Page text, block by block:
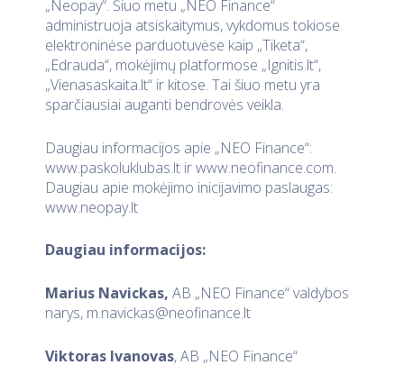
„Neopay“. Šiuo metu „NEO Finance“
administruoja atsiskaitymus, vykdomus tokiose
elektroninėse parduotuvėse kaip „Tiketa“,
„Edrauda“, mokėjimų platformose „Ignitis.lt“,
„Vienasaskaita.lt“ ir kitose. Tai šiuo metu yra
sparčiausiai auganti bendrovės veikla.
Daugiau informacijos apie „NEO Finance“:
www.paskoluklubas.lt ir www.neofinance.com.
Daugiau apie mokėjimo inicijavimo paslaugas:
www.neopay.lt
Daugiau informacijos:
Marius Navickas, AB „NEO Finance“ valdybos
narys, m.navickas@neofinance.lt
Viktoras Ivanovas, AB „NEO Finance“